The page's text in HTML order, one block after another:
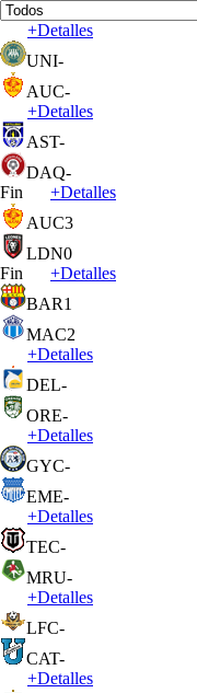
+Detalles
UNI-
AUC-
+Detalles
AST-
DAQ-
Fin
+Detalles
AUC3
LDN0
Fin
+Detalles
BAR1
MAC2
+Detalles
DEL-
ORE-
+Detalles
GYC-
EME-
+Detalles
TEC-
MRU-
+Detalles
LFC-
CAT-
+Detalles